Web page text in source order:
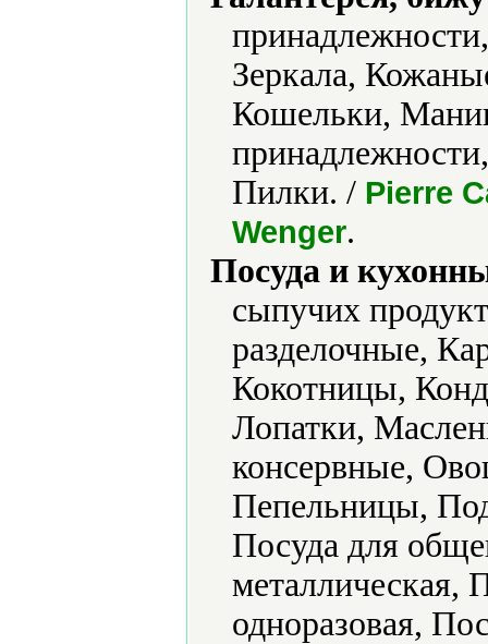
Зеркала,
Кошельки,
Пилки. / Pierre
Wenger.
Посуда и
сыпучих
разделочные,
Кокотницы,
Лопатки,
консервные,
Пепельницы,
Посуда для
металлическая,
одноразовая,